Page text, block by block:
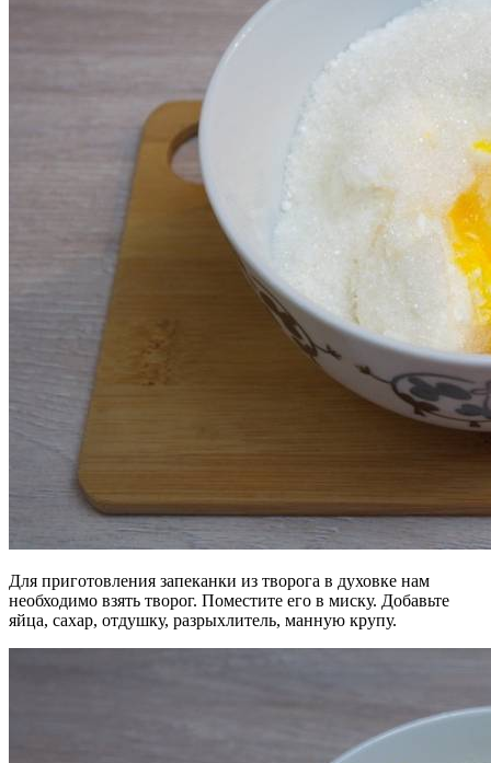
Для приготовления запеканки из творога в духовке нам
необходимо взять творог. Поместите его в миску. Добавьте
яйца, сахар, отдушку, разрыхлитель, манную крупу.